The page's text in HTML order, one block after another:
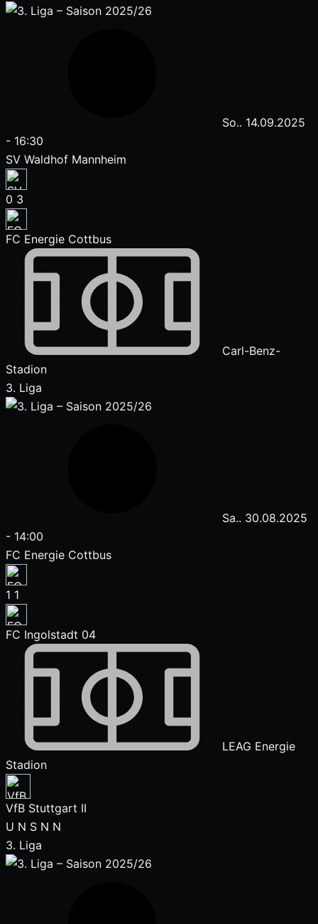
So.. 14.09.2025
- 16:30
SV Waldhof Mannheim
0 3
FC Energie Cottbus
Carl-Benz-
Stadion
3. Liga
Sa.. 30.08.2025
- 14:00
FC Energie Cottbus
1 1
FC Ingolstadt 04
LEAG Energie
Stadion
VfB Stuttgart II
U N S N N
3. Liga